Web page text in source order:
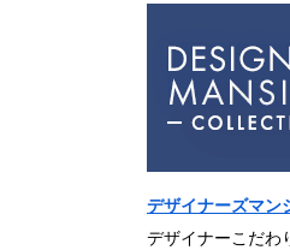
デザイナーズマン
デザイナーこだわ